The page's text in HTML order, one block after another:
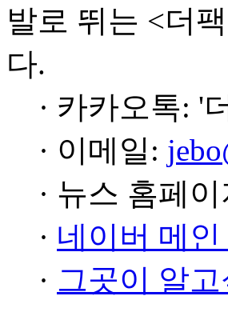
발로 뛰는 <더
다.
· 카카오톡: '
· 이메일:
· 뉴스 홈페이
· 네이버 메
· 그곳이 알